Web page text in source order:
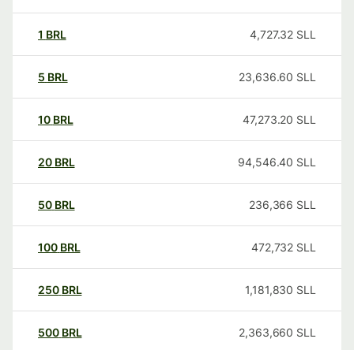
1 BRL 4,727.32 SLL
5 BRL 23,636.60 SLL
10 BRL 47,273.20 SLL
20 BRL 94,546.40 SLL
50 BRL 236,366 SLL
100 BRL 472,732 SLL
250 BRL 1,181,830 SLL
500 BRL 2,363,660 SLL